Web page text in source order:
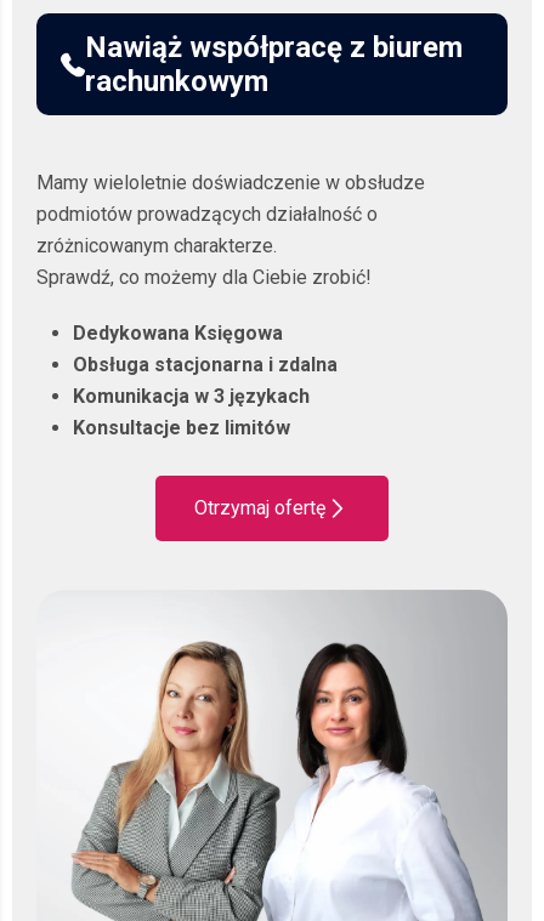
Nawiąż współpracę z biurem
rachunkowym
Mamy wieloletnie doświadczenie w obsłudze
podmiotów prowadzących działalność o
zróżnicowanym charakterze.
Sprawdź, co możemy dla Ciebie zrobić!
Dedykowana Księgowa
Obsługa stacjonarna i zdalna
Komunikacja w 3 językach
Konsultacje bez limitów
Otrzymaj ofertę